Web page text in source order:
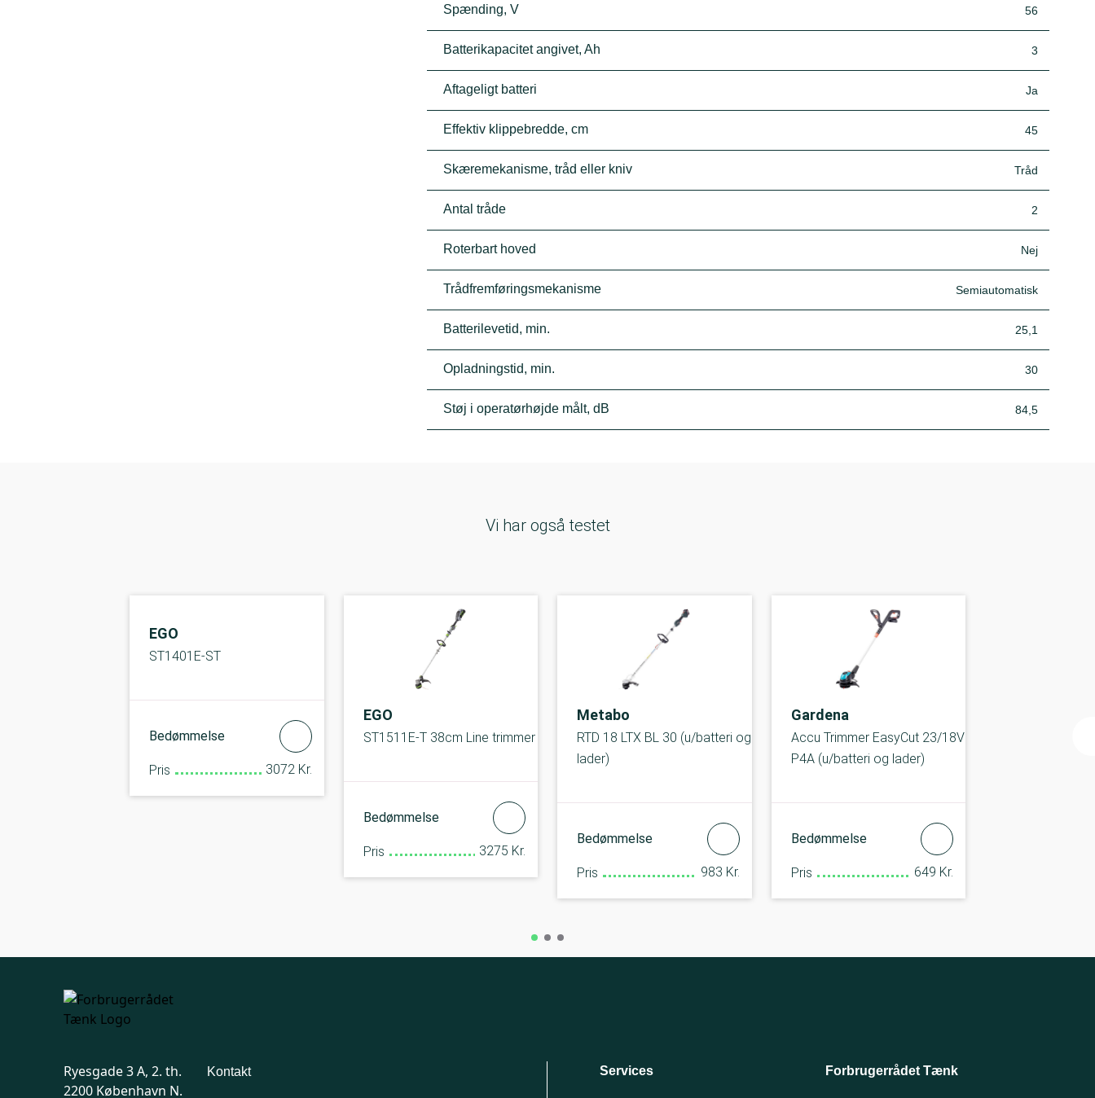
Spænding, V 56
Batterikapacitet angivet, Ah 3
Aftageligt batteri Ja
Effektiv klippebredde, cm 45
Skæremekanisme, tråd eller kniv Tråd
Antal tråde 2
Roterbart hoved Nej
Trådfremføringsmekanisme Semiautomatisk
Batterilevetid, min. 25,1
Opladningstid, min. 30
Støj i operatørhøjde målt, dB 84,5
Vi har også testet
EGO
ST1401E-ST
Bedømmelse
Pris 3072 Kr.
EGO
ST1511E-T 38cm Line trimmer
Bedømmelse
Pris 3275 Kr.
Metabo
RTD 18 LTX BL 30 (u/batteri og
lader)
Bedømmelse
Pris 983 Kr.
Gardena
Accu Trimmer EasyCut 23/18V
P4A (u/batteri og lader)
Bedømmelse
Pris 649 Kr.
Ryesgade 3 A, 2. th.
2200 København N.
Kontakt Services Forbrugerrådet Tænk